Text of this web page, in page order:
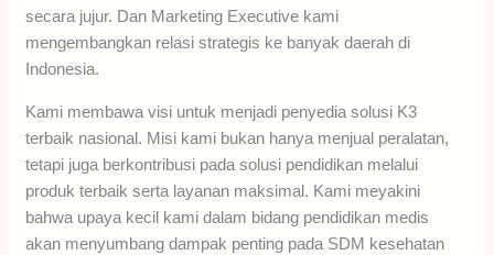
secara jujur. Dan Marketing Executive kami
mengembangkan relasi strategis ke banyak daerah di
Indonesia.
Kami membawa visi untuk menjadi penyedia solusi K3
terbaik nasional. Misi kami bukan hanya menjual peralatan,
tetapi juga berkontribusi pada solusi pendidikan melalui
produk terbaik serta layanan maksimal. Kami meyakini
bahwa upaya kecil kami dalam bidang pendidikan medis
akan menyumbang dampak penting pada SDM kesehatan